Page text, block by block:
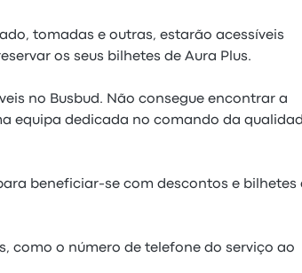
tomadas e outras, estarão acessíveis
os seus bilhetes de Aura Plus.
no Busbud. Não consegue encontrar a
equipa dedicada no comando da
beneficiar-se com descontos e bilhetes
como o número de telefone do serviço ao